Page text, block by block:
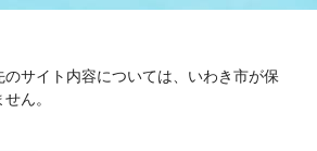
サイト内容については、いわき市が保
ん。